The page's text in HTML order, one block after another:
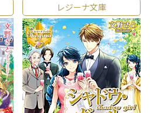
レジーナ文庫